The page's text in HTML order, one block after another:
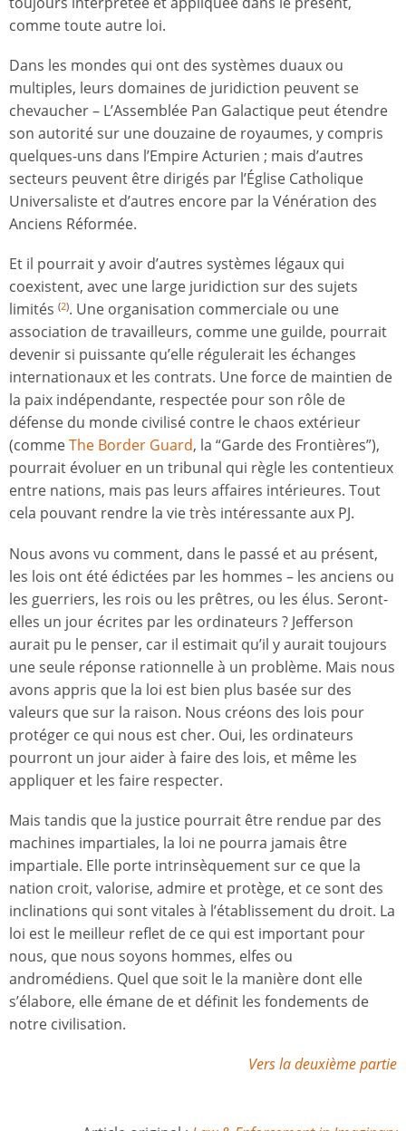
comme toute autre loi.
Dans les mondes qui ont des systèmes duaux ou
multiples, leurs domaines de juridiction peuvent se
chevaucher – L’Assemblée Pan Galactique peut étendre
son autorité sur une douzaine de royaumes, y compris
quelques-uns dans l’Empire Acturien ; mais d’autres
secteurs peuvent être dirigés par l’Église Catholique
Universaliste et d’autres encore par la Vénération des
Anciens Réformée.
Et il pourrait y avoir d’autres systèmes légaux qui
coexistent, avec une large juridiction sur des sujets
limités (2). Une organisation commerciale ou une
association de travailleurs, comme une guilde, pourrait
devenir si puissante qu’elle régulerait les échanges
internationaux et les contrats. Une force de maintien de
la paix indépendante, respectée pour son rôle de
défense du monde civilisé contre le chaos extérieur
(commeThe Border Guard, la “Garde des Frontières”),
pourrait évoluer en un tribunal qui règle les contentieux
entre nations, mais pas leurs affaires intérieures. Tout
cela pouvant rendre la vie très intéressante aux PJ.
Nous avons vu comment, dans le passé et au présent,
les lois ont été édictées par les hommes – les anciens ou
les guerriers, les rois ou les prêtres, ou les élus. Seront-
elles un jour écrites par les ordinateurs ? Jefferson
aurait pu le penser, car il estimait qu’il y aurait toujours
une seule réponse rationnelle à un problème. Mais nous
avons appris que la loi est bien plus basée sur des
valeurs que sur la raison. Nous créons des lois pour
protéger ce qui nous est cher. Oui, les ordinateurs
pourront un jour aider à faire des lois, et même les
appliquer et les faire respecter.
Mais tandis que la justice pourrait être rendue par des
machines impartiales, la loi ne pourra jamais être
impartiale. Elle porte intrinsèquement sur ce que la
nation croit, valorise, admire et protège, et ce sont des
inclinations qui sont vitales à l’établissement du droit. La
loi est le meilleur reflet de ce qui est important pour
nous, que nous soyons hommes, elfes ou
andromédiens. Quel que soit le la manière dont elle
s’élabore, elle émane de et définit les fondements de
notre civilisation.
Vers la deuxième partie